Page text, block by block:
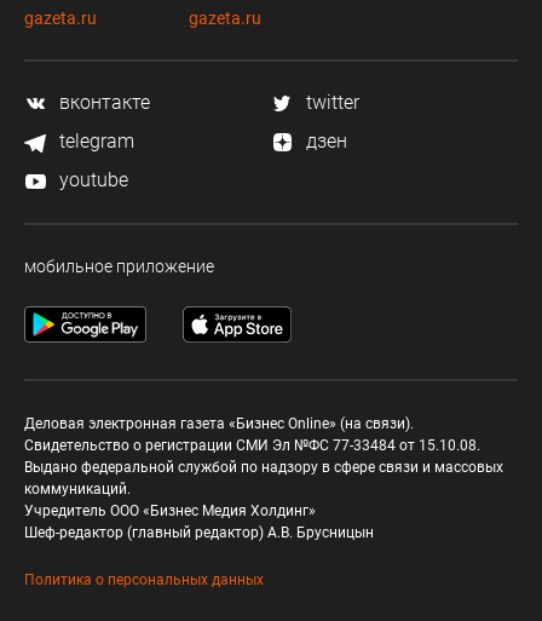
gazeta.ru
gazeta.ru
вконтакте
twitter
telegram
дзен
youtube
мобильное приложение
Деловая электронная газета «Бизнес Online» (на связи).
Свидетельство о регистрации СМИ Эл №ФС 77-33484 от 15.10.08.
Выдано федеральной службой по надзору в сфере связи и массовых
коммуникаций.
Учредитель ООО «Бизнес Медия Холдинг»
Шеф-редактор (главный редактор) А.В. Брусницын
Политика о персональных данных